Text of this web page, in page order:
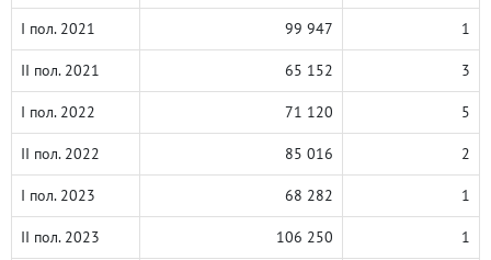
I пол. 2021 99 947 1
II пол. 2021 65 152 3
I пол. 2022 71 120 5
II пол. 2022 85 016 2
I пол. 2023 68 282 1
II пол. 2023 106 250 1